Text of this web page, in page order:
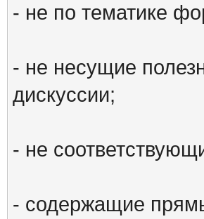
- не по тематике
- не несущие
дискуссии;
- не
- содержащие